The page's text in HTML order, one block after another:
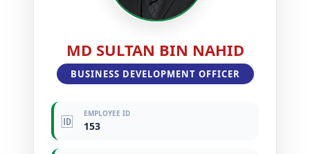
MD SULTAN BIN NAHID
BUSINESS DEVELOPMENT OFFICER
🆔 EMPLOYEE ID
153